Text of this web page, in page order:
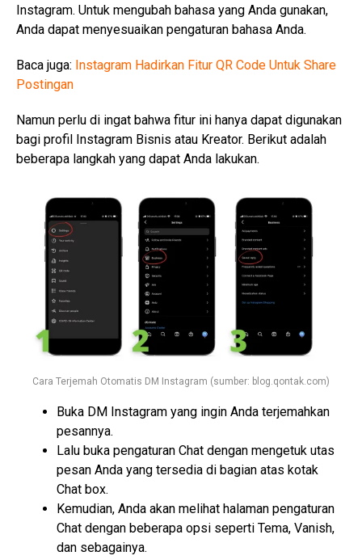
Instagram. Untuk mengubah bahasa yang Anda gunakan,
Anda dapat menyesuaikan pengaturan bahasa Anda.
Baca juga: Instagram Hadirkan Fitur QR Code Untuk Share
Postingan
Namun perlu di ingat bahwa fitur ini hanya dapat digunakan
bagi profil Instagram Bisnis atau Kreator. Berikut adalah
beberapa langkah yang dapat Anda lakukan.
Cara Terjemah Otomatis DM Instagram (sumber: blog.qontak.com)
Buka DM Instagram yang ingin Anda terjemahkan
pesannya.
Lalu buka pengaturan Chat dengan mengetuk utas
pesan Anda yang tersedia di bagian atas kotak
Chat box.
Kemudian, Anda akan melihat halaman pengaturan
Chat dengan beberapa opsi seperti Tema, Vanish,
dan sebagainya.